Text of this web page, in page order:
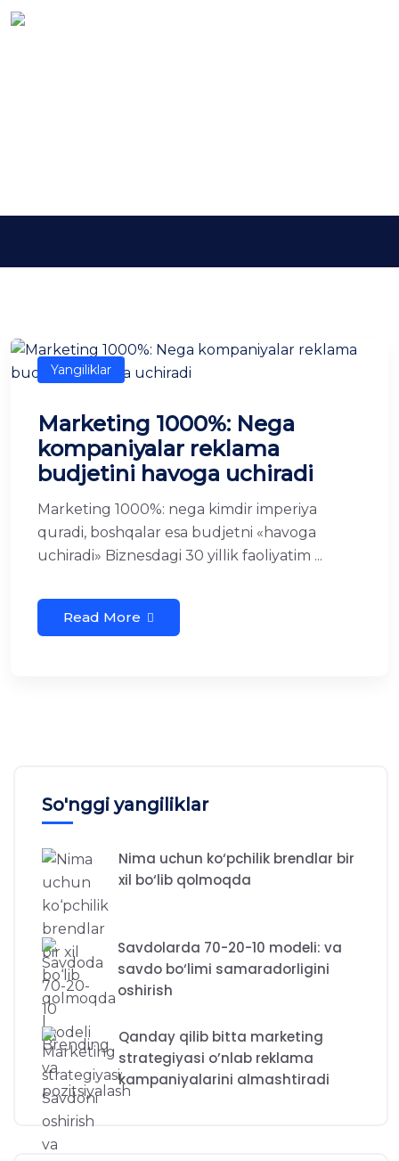
Yangiliklar
Marketing 1000%: Nega
kompaniyalar reklama
budjetini havoga uchiradi
Marketing 1000%: nega kimdir imperiya
quradi, boshqalar esa budjetni «havoga
uchiradi» Biznesdagi 30 yillik faoliyatim ...
Read More
So'nggi yangiliklar
Nima uchun ko‘pchilik brendlar bir
xil bo‘lib qolmoqda
Savdolarda 70-20-10 modeli: va
savdo bo‘limi samaradorligini
oshirish
Qanday qilib bitta marketing
strategiyasi o’nlab reklama
kampaniyalarini almashtiradi